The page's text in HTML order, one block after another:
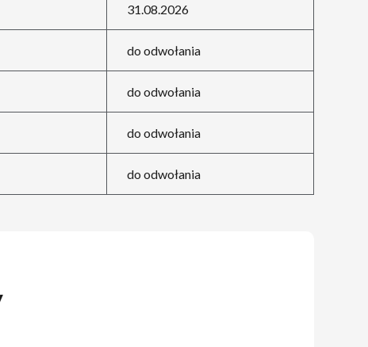
31.08.2026
do odwołania
do odwołania
do odwołania
do odwołania